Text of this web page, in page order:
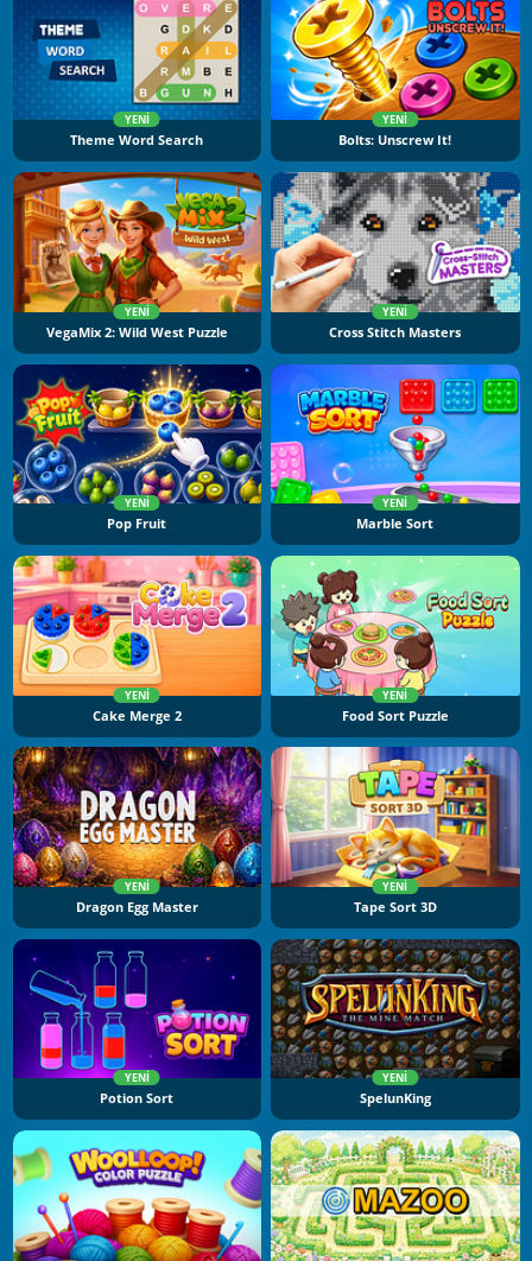
YENI
Theme Word Search
YENI
Bolts: Unscrew It!
YENI
VegaMix 2: Wild West Puzzle
YENI
Cross Stitch Masters
YENI
Pop Fruit
YENI
Marble Sort
YENI
Cake Merge 2
YENI
Food Sort Puzzle
YENI
Dragon Egg Master
YENI
Tape Sort 3D
YENI
Potion Sort
YENI
SpelunKing